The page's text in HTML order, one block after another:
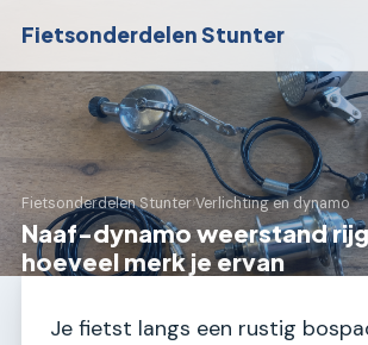
Fietsonderdelen Stunter
Fietsonderdelen Stunter›Verlichting en dynamo
Naaf-dynamo weerstand
hoeveel merk je ervan
Je fietst langs een rustig